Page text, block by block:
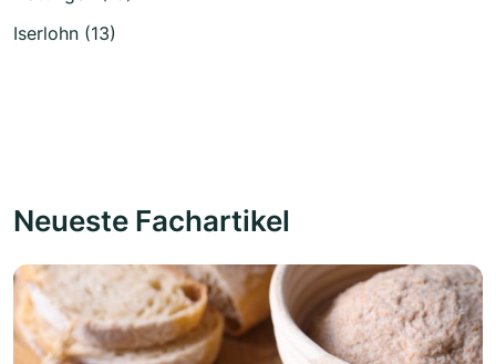
Iserlohn (13)
Neueste Fachartikel